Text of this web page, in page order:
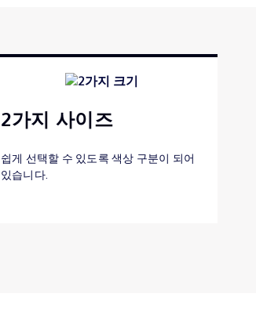
2가지 사이즈
쉽게 선택할 수 있도록 색상 구분이 되어
있습니다.